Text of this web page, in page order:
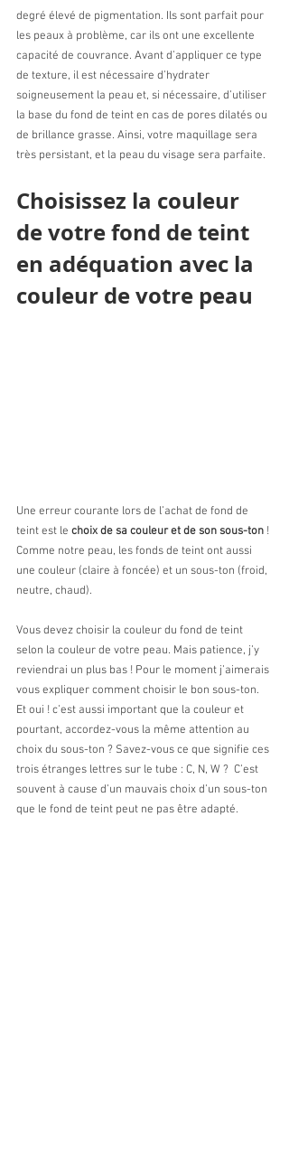
degré élevé de pigmentation. Ils sont parfait pour
les peaux à problème, car ils ont une excellente
capacité de couvrance. Avant d’appliquer ce type
de texture, il est nécessaire d’hydrater
soigneusement la peau et, si nécessaire, d’utiliser
la base du fond de teint en cas de pores dilatés ou
de brillance grasse. Ainsi, votre maquillage sera
très persistant, et la peau du visage sera parfaite.
Choisissez la couleur
de votre fond de teint
en adéquation avec la
couleur de votre peau
Une erreur courante lors de l’achat de fond de
teint est le choix de sa couleur et de son sous-ton !
Comme notre peau, les fonds de teint ont aussi
une couleur (claire à foncée) et un sous-ton (froid,
neutre, chaud).
Vous devez choisir la couleur du fond de teint
selon la couleur de votre peau. Mais patience, j’y
reviendrai un plus bas ! Pour le moment j’aimerais
vous expliquer comment choisir le bon sous-ton.
Et oui ! c’est aussi important que la couleur et
pourtant, accordez-vous la même attention au
choix du sous-ton ? Savez-vous ce que signifie ces
trois étranges lettres sur le tube : C, N, W ?  C’est
souvent à cause d’un mauvais choix d’un sous-ton
que le fond de teint peut ne pas être adapté.